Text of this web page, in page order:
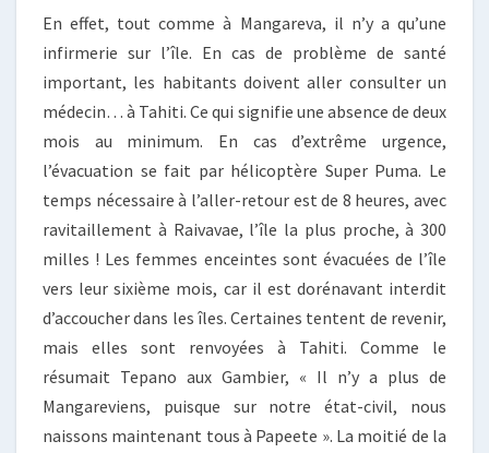
En effet, tout comme à Mangareva, il n’y a qu’une
infirmerie sur l’île. En cas de problème de santé
important, les habitants doivent aller consulter un
médecin… à Tahiti. Ce qui signifie une absence de deux
mois au minimum. En cas d’extrême urgence,
l’évacuation se fait par hélicoptère Super Puma. Le
temps nécessaire à l’aller-retour est de 8 heures, avec
ravitaillement à Raivavae, l’île la plus proche, à 300
milles ! Les femmes enceintes sont évacuées de l’île
vers leur sixième mois, car il est dorénavant interdit
d’accoucher dans les îles. Certaines tentent de revenir,
mais elles sont renvoyées à Tahiti. Comme le
résumait Tepano aux Gambier, « Il n’y a plus de
Mangareviens, puisque sur notre état-civil, nous
naissons maintenant tous à Papeete ». La moitié de la